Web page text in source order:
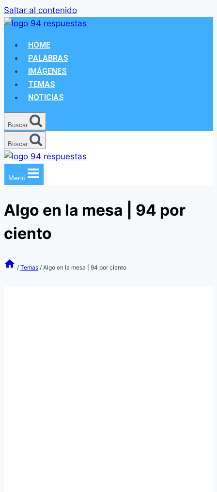
Saltar al contenido
HOME
PALABRAS
IMÁGENES
TEMAS
NOTICIAS
Buscar
Buscar
Menú
Algo en la mesa | 94 por
ciento
/ Temas / Algo en la mesa | 94 por ciento